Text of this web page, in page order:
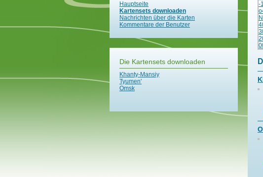
Hauptseite
Kartensets downloaden
Nachrichten über die Karten
Kommentare der Benutzer
Die Kartensets downloaden
Khanty-Mansiy
Tyumen'
Omsk